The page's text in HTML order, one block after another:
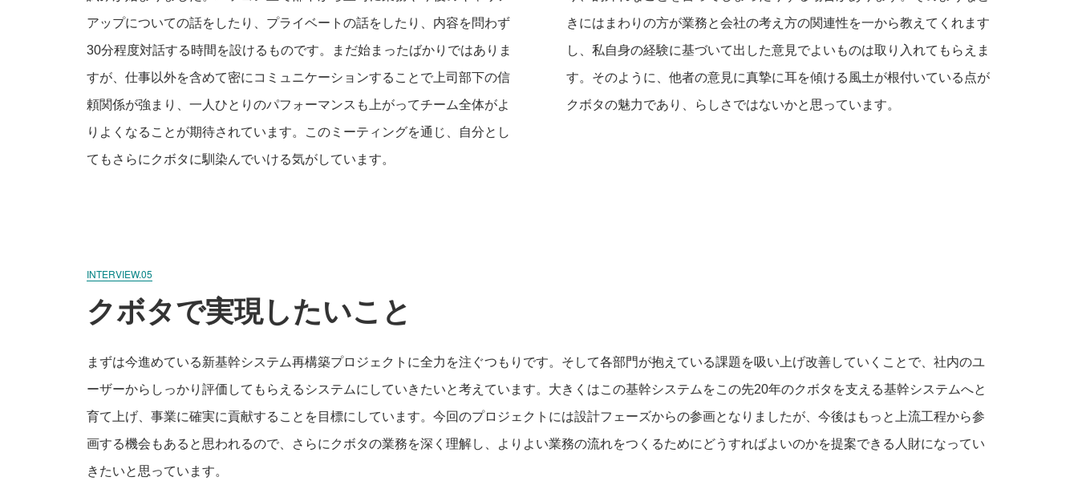
アップについての話をしたり、プライベートの話をしたり、内容を問わず
30分程度対話する時間を設けるものです。まだ始まったばかりではありま
すが、仕事以外を含めて密にコミュニケーションすることで上司部下の信
頼関係が強まり、一人ひとりのパフォーマンスも上がってチーム全体がよ
りよくなることが期待されています。このミーティングを通じ、自分とし
てもさらにクボタに馴染んでいける気がしています。
きにはまわりの方が業務と会社の考え方の関連性を一から教えてくれます
し、私自身の経験に基づいて出した意見でよいものは取り入れてもらえま
す。そのように、他者の意見に真摯に耳を傾ける風土が根付いている点が
クボタの魅力であり、らしさではないかと思っています。
INTERVIEW.05
クボタで実現したいこと
まずは今進めている新基幹システム再構築プロジェクトに全力を注ぐつもりです。そして各部門が抱えている課題を吸い上げ改善していくことで、社内のユ
ーザーからしっかり評価してもらえるシステムにしていきたいと考えています。大きくはこの基幹システムをこの先20年のクボタを支える基幹システムへと
育て上げ、事業に確実に貢献することを目標にしています。今回のプロジェクトには設計フェーズからの参画となりましたが、今後はもっと上流工程から参
画する機会もあると思われるので、さらにクボタの業務を深く理解し、よりよい業務の流れをつくるためにどうすればよいのかを提案できる人財になってい
きたいと思っています。